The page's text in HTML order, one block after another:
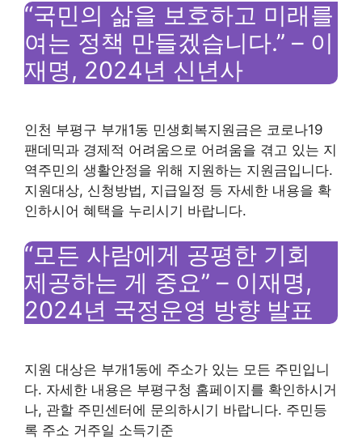
“국민의 삶을 보호하고 미래를
여는 정책 만들겠습니다.” – 이
재명, 2024년 신년사
인천 부평구 부개1동 민생회복지원금은 코로나19
팬데믹과 경제적 어려움으로 어려움을 겪고 있는 지
역주민의 생활안정을 위해 지원하는 지원금입니다.
지원대상, 신청방법, 지급일정 등 자세한 내용을 확
인하시어 혜택을 누리시기 바랍니다.
“모든 사람에게 공평한 기회
제공하는 게 중요” – 이재명,
2024년 국정운영 방향 발표
지원 대상은 부개1동에 주소가 있는 모든 주민입니
다. 자세한 내용은 부평구청 홈페이지를 확인하시거
나, 관할 주민센터에 문의하시기 바랍니다. 주민등
록 주소 거주일 소득기준